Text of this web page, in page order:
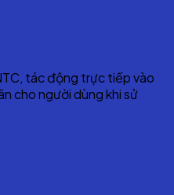
tác động trực tiếp vào
cho người dùng khi sử